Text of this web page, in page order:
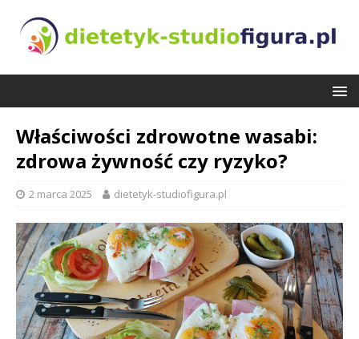
Właściwości zdrowotne wasabi:
zdrowa żywność czy ryzyko?
2 marca 2025 dietetyk-studiofigura.pl